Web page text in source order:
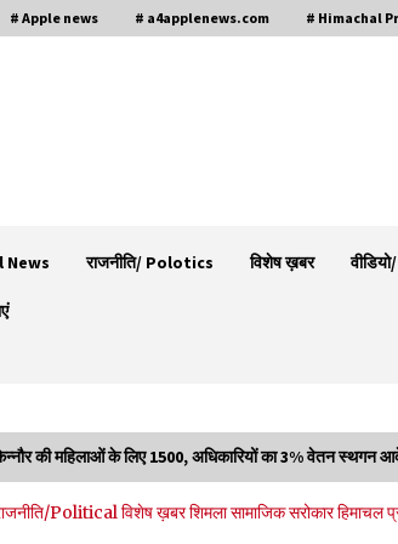
# Apple news # a4applenews.com # Himachal
News राजनीति/ Polotics विशेष ख़बर
किया स्पष्टीकरण
करोड़के सोने के
की महिलाओं के लिए 1500, अधिकारियों का 3% वेतन स्थगन
Politicalविशेष ख़बरशिमलासामाजिक सरोकारहिमाचल